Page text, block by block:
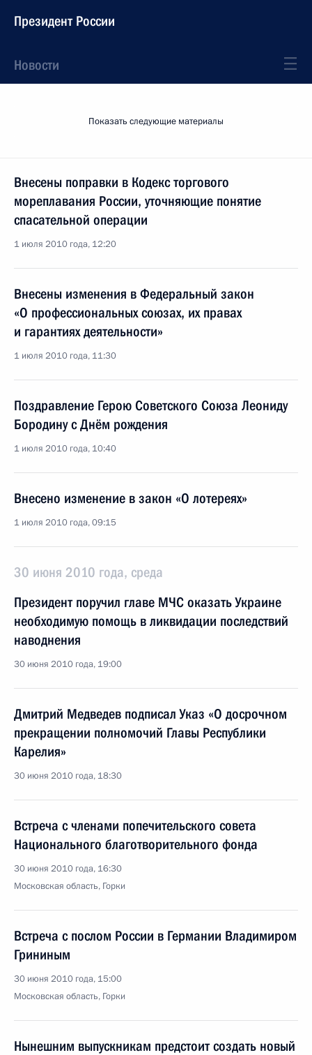
Президент России
Новости
Показать следующие материалы
Внесены поправки в Кодекс торгового
мореплавания России, уточняющие понятие
спасательной операции
1 июля 2010 года, 12:20
Внесены изменения в Федеральный закон
«О профессиональных союзах, их правах
и гарантиях деятельности»
1 июля 2010 года, 11:30
Поздравление Герою Советского Союза Леониду
Бородину с Днём рождения
1 июля 2010 года, 10:40
Внесено изменение в закон «О лотереях»
1 июля 2010 года, 09:15
30 июня 2010 года, среда
Президент поручил главе МЧС оказать Украине
необходимую помощь в ликвидации последствий
наводнения
30 июня 2010 года, 19:00
Дмитрий Медведев подписал Указ «О досрочном
прекращении полномочий Главы Республики
Карелия»
30 июня 2010 года, 18:30
Встреча с членами попечительского совета
Национального благотворительного фонда
30 июня 2010 года, 16:30
Московская область, Горки
Встреча с послом России в Германии Владимиром
Грининым
30 июня 2010 года, 15:00
Московская область, Горки
Нынешним выпускникам предстоит создать новый